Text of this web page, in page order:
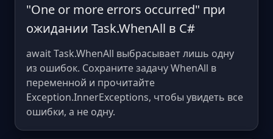
"One or more errors occurred" при
ожидании Task.WhenAll в C#
await Task.WhenAll выбрасывает лишь одну
из ошибок. Сохраните задачу WhenAll в
переменной и прочитайте
Exception.InnerExceptions, чтобы увидеть все
ошибки, а не одну.